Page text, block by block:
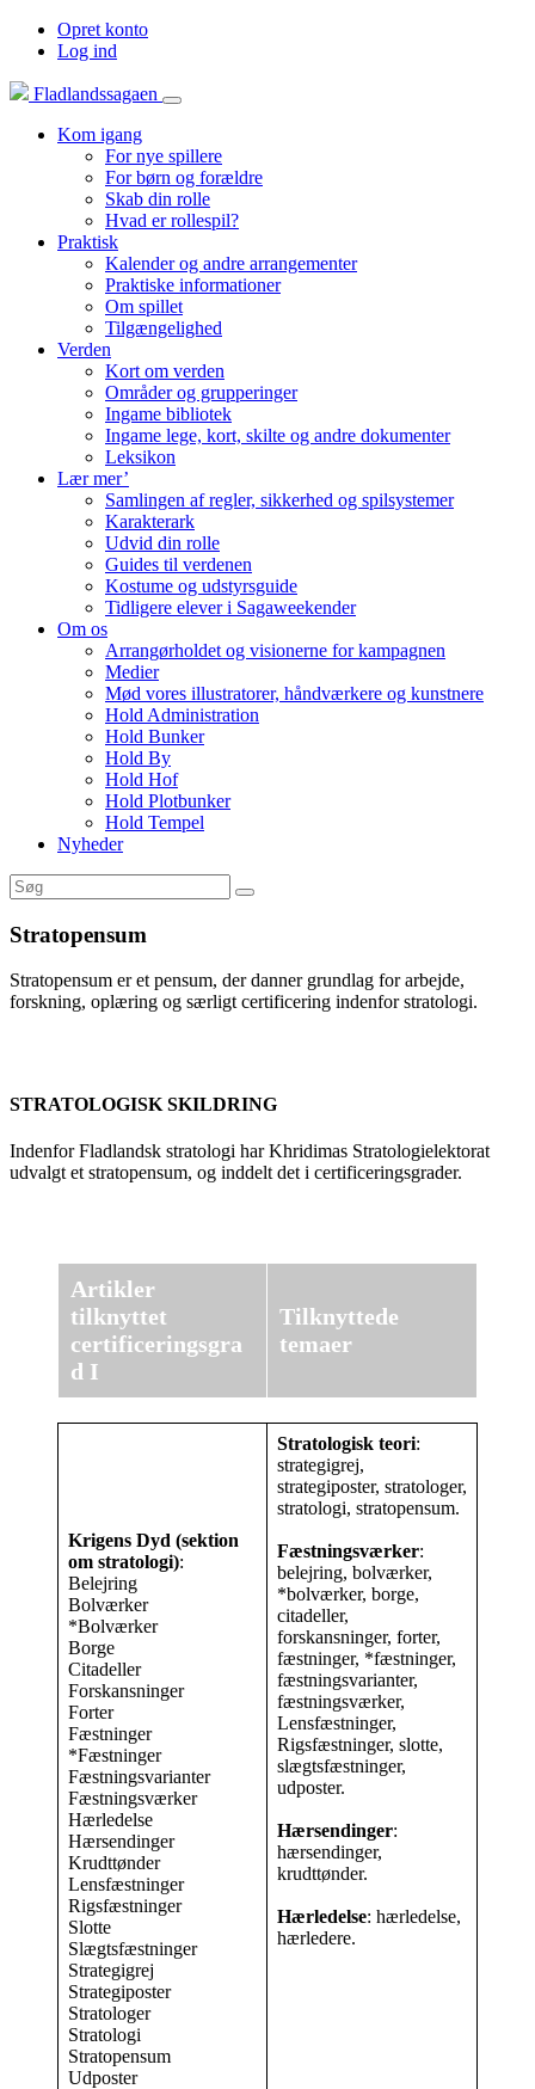
Opret konto
Log ind
Fladlandssagaen
Kom igang
For nye spillere
For børn og forældre
Skab din rolle
Hvad er rollespil?
Praktisk
Kalender og andre arrangementer
Praktiske informationer
Om spillet
Tilgængelighed
Verden
Kort om verden
Områder og grupperinger
Ingame bibliotek
Ingame lege, kort, skilte og andre dokumenter
Leksikon
Lær mer’
Samlingen af regler, sikkerhed og spilsystemer
Karakterark
Udvid din rolle
Guides til verdenen
Kostume og udstyrsguide
Tidligere elever i Sagaweekender
Om os
Arrangørholdet og visionerne for kampagnen
Medier
Mød vores illustratorer, håndværkere og kunstnere
Hold Administration
Hold Bunker
Hold By
Hold Hof
Hold Plotbunker
Hold Tempel
Nyheder
Stratopensum
Stratopensum er et pensum, der danner grundlag for arbejde,
forskning, oplæring og særligt certificering indenfor stratologi.
STRATOLOGISK SKILDRING
Indenfor Fladlandsk stratologi har Khridimas Stratologielektorat
udvalgt et stratopensum, og inddelt det i certificeringsgrader.
Artikler
tilknyttet
certificeringsgra
d I
Tilknyttede
temaer
Krigens Dyd (sektion
om stratologi):
Belejring
Bolværker
*Bolværker
Borge
Citadeller
Forskansninger
Forter
Fæstninger
*Fæstninger
Fæstningsvarianter
Fæstningsværker
Hærledelse
Hærsendinger
Krudttønder
Lensfæstninger
Rigsfæstninger
Slotte
Slægtsfæstninger
Strategigrej
Strategiposter
Stratologer
Stratologi
Stratopensum
Udposter
Stratologisk teori:
strategigrej,
strategiposter, stratologer,
stratologi, stratopensum.
Fæstningsværker:
belejring, bolværker,
*bolværker, borge,
citadeller,
forskansninger, forter,
fæstninger, *fæstninger,
fæstningsvarianter,
fæstningsværker,
Lensfæstninger,
Rigsfæstninger, slotte,
slægtsfæstninger,
udposter.
Hærsendinger:
hærsendinger,
krudttønder.
Hærledelse: hærledelse,
hærledere.